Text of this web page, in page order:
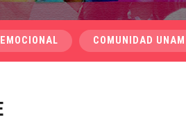
COMUNIDAD UNAM